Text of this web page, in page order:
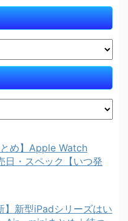
とめ】Apple Watch
日・スペック【いつ発
】新型iPadシリーズはい